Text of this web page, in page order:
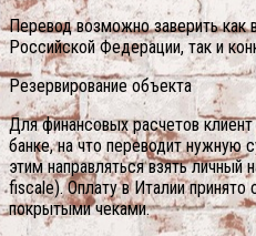
Перевод возможно заверить как
Российской Федерации, так и
Резервирование объекта
Для финансовых расчетов
банке, на что переводит нужную
этим направляться взять
fiscale). Оплату в Италии
покрытыми чеками.